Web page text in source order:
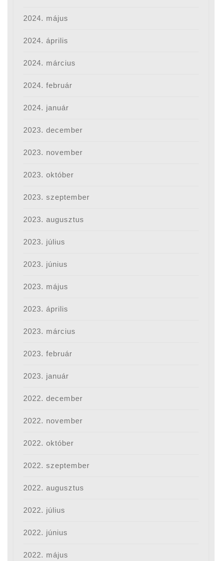
2024. május
2024. április
2024. március
2024. február
2024. január
2023. december
2023. november
2023. október
2023. szeptember
2023. augusztus
2023. július
2023. június
2023. május
2023. április
2023. március
2023. február
2023. január
2022. december
2022. november
2022. október
2022. szeptember
2022. augusztus
2022. július
2022. június
2022. május